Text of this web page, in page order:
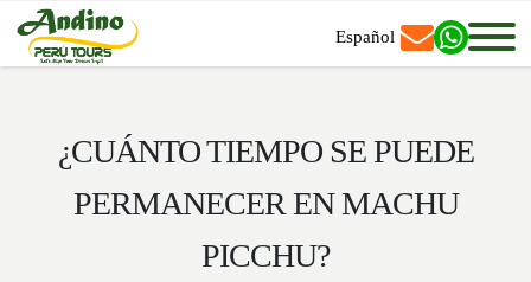
Español
¿CUÁNTO TIEMPO SE PUEDE
PERMANECER EN MACHU
PICCHU?